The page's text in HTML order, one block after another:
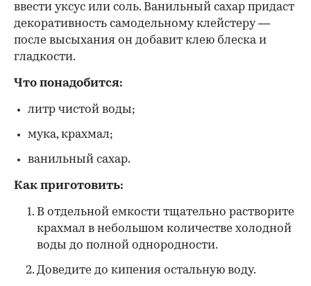
ввести уксус или соль. Ванильный сахар придаст
декоративность самодельному клейстеру —
после высыхания он добавит клею блеска и
гладкости.
Что понадобится:
литр чистой воды;
мука, крахмал;
ванильный сахар.
Как приготовить:
В отдельной емкости тщательно растворите
крахмал в небольшом количестве холодной
воды до полной однородности.
Доведите до кипения остальную воду.